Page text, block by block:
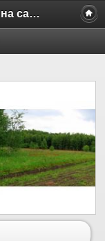
Бесплатные объявления на сайте MILAMO.ru